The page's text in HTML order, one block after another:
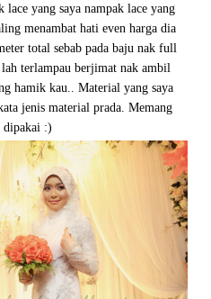
yang saya nampak lace yang
menambat hati even harga dia
total sebab pada baju nak full
terlampau berjimat nak ambil
hamik kau.. Material yang saya
jenis material prada. Memang
dipakai :)